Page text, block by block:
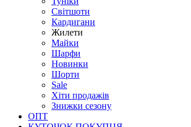
Світшоти
Кардигани
Жилети
Майки
Шарфи
Новинки
Шорти
Sale
Хіти продажів
Знижки сезону
ОПТ